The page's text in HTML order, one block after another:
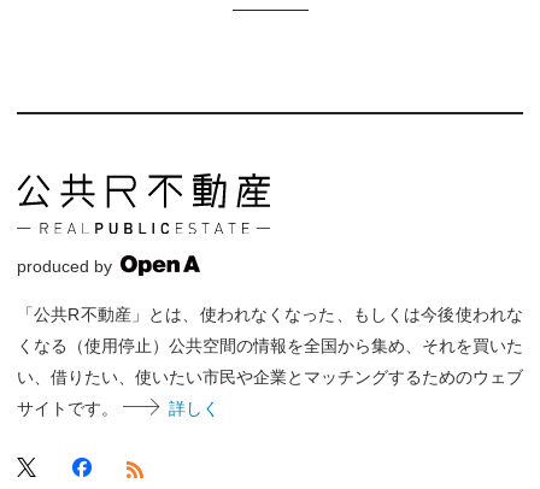
produced by
「公共R不動産」とは、使われなくなった、もしくは今後使われな
くなる（使用停止）公共空間の情報を全国から集め、それを買いた
い、借りたい、使いたい市民や企業とマッチングするためのウェブ
サイトです。
詳しく